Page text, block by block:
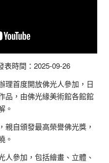
表時間：2025-09-26
理首度開放佛光人參加，日
品，由佛光緣美術館各館館
。
親自頒發最高榮譽佛光獎，
。
人參加，包括繪畫、立體、